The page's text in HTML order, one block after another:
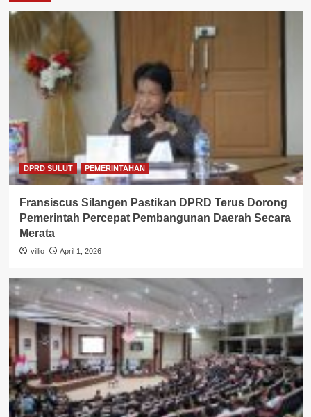
DPRD SULUT PEMERINTAHAN
Fransiscus Silangen Pastikan DPRD Terus Dorong
Pemerintah Percepat Pembangunan Daerah Secara
Merata
villio April 1, 2026